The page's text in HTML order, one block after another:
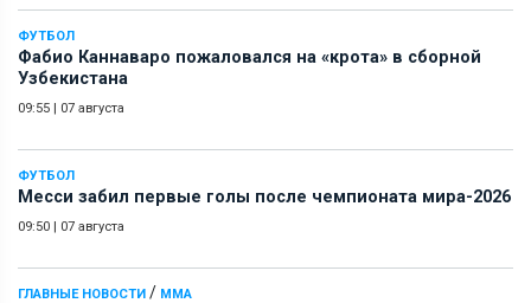
ФУТБОЛ
Фабио Каннаваро пожаловался на «крота» в сборной
Узбекистана
09:55 | 07 августа
ФУТБОЛ
Месси забил первые голы после чемпионата мира-2026
09:50 | 07 августа
ГЛАВНЫЕ НОВОСТИ / ММА